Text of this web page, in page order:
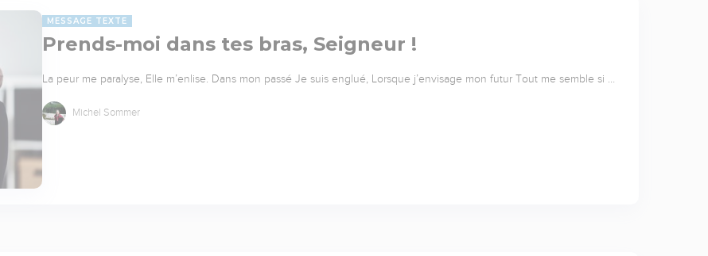
MESSAGE TEXTE
Prends-moi dans tes bras, Seigneur !
La peur me paralyse, Elle m’enlise. Dans mon passé Je suis englué, Lorsque j’envisage mon futur Tout me semble si …
Michel Sommer